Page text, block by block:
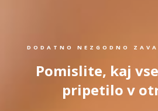
DODATNO NEZGODNO
Pomislite, kaj
pripetilo v